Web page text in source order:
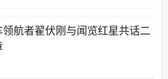
航者翟伏刚与闻览红星共话二